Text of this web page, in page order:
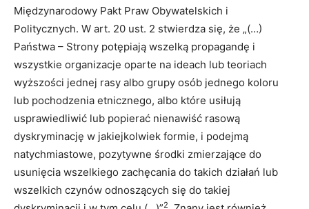
Międzynarodowy Pakt Praw Obywatelskich i
Politycznych. W art. 20 ust. 2 stwierdza się, że „(…)
Państwa – Strony potępiają wszelką propagandę i
wszystkie organizacje oparte na ideach lub teoriach
wyższości jednej rasy albo grupy osób jednego koloru
lub pochodzenia etnicznego, albo które usiłują
usprawiedliwić lub popierać nienawiść rasową
dyskryminację w jakiejkolwiek formie, i podejmą
natychmiastowe, pozytywne środki zmierzające do
usunięcia wszelkiego zachęcania do takich działań lub
wszelkich czynów odnoszących się do takiej
2